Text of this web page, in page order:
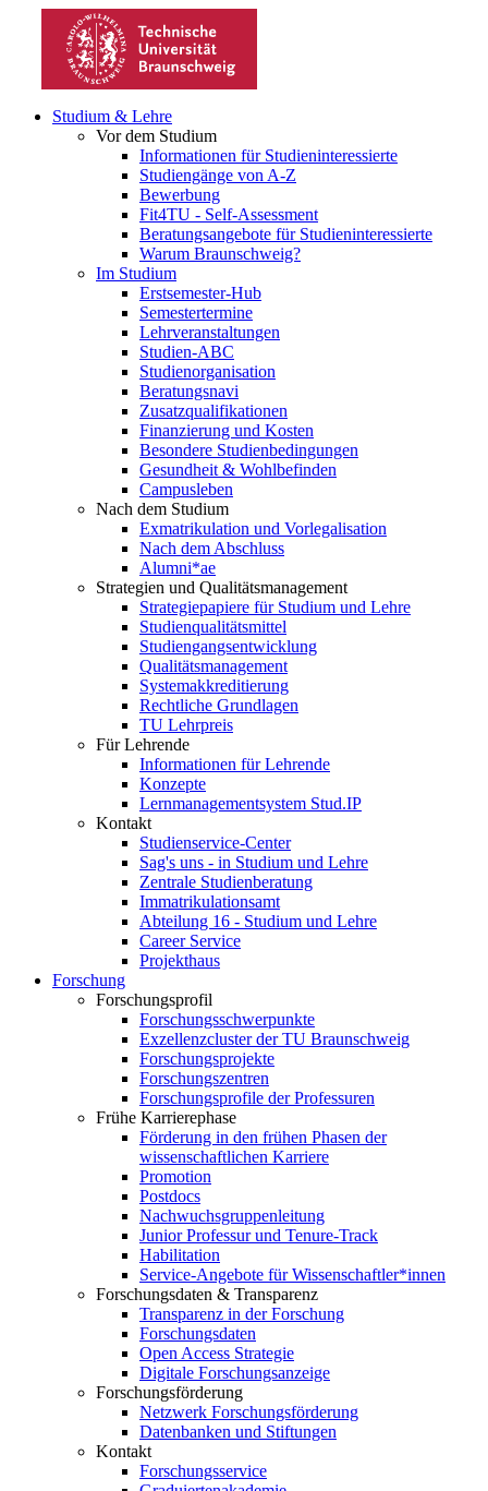
Studium & Lehre
Vor dem Studium
Informationen für Studieninteressierte
Studiengänge von A-Z
Bewerbung
Fit4TU - Self-Assessment
Beratungsangebote für Studieninteressierte
Warum Braunschweig?
Im Studium
Erstsemester-Hub
Semestertermine
Lehrveranstaltungen
Studien-ABC
Studienorganisation
Beratungsnavi
Zusatzqualifikationen
Finanzierung und Kosten
Besondere Studienbedingungen
Gesundheit & Wohlbefinden
Campusleben
Nach dem Studium
Exmatrikulation und Vorlegalisation
Nach dem Abschluss
Alumni*ae
Strategien und Qualitätsmanagement
Strategiepapiere für Studium und Lehre
Studienqualitätsmittel
Studiengangsentwicklung
Qualitätsmanagement
Systemakkreditierung
Rechtliche Grundlagen
TU Lehrpreis
Für Lehrende
Informationen für Lehrende
Konzepte
Lernmanagementsystem Stud.IP
Kontakt
Studienservice-Center
Sag's uns - in Studium und Lehre
Zentrale Studienberatung
Immatrikulationsamt
Abteilung 16 - Studium und Lehre
Career Service
Projekthaus
Forschung
Forschungsprofil
Forschungsschwerpunkte
Exzellenzcluster der TU Braunschweig
Forschungsprojekte
Forschungszentren
Forschungsprofile der Professuren
Frühe Karrierephase
Förderung in den frühen Phasen der
wissenschaftlichen Karriere
Promotion
Postdocs
Nachwuchsgruppenleitung
Junior Professur und Tenure-Track
Habilitation
Service-Angebote für Wissenschaftler*innen
Forschungsdaten & Transparenz
Transparenz in der Forschung
Forschungsdaten
Open Access Strategie
Digitale Forschungsanzeige
Forschungsförderung
Netzwerk Forschungsförderung
Datenbanken und Stiftungen
Kontakt
Forschungsservice